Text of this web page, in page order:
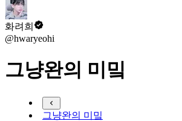
화려희
@hwaryeohi
그냥완의 미밐
그냥완의 미밐